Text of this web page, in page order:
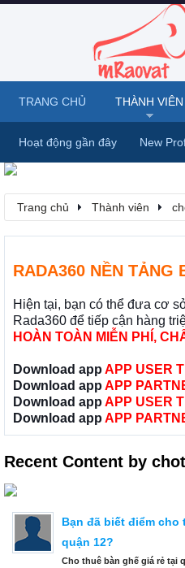
Trang chủ Thành viên
RADA360 NỀN TẢNG
Hiện tại, bạn có thể đưa cơ
Rada360 để tiếp cận hàng
HOÀN TOÀN MIỄN PHÍ,
Download app APP USER
Download app APP
Download app APP USER
Download app APP
Recent Content by
Bạn đã biết điểm cho
quận 12?
Cho thuê bàn ghế giá rẻ tại
TRANG CHỦ THÀNH VIÊN
Hoạt động gần đây New